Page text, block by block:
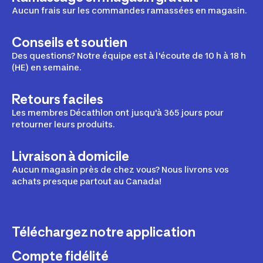
Aucun frais sur les commandes ramassées en magasin.
Conseils et soutien
Des questions? Notre équipe est à l'écoute de 10 h à 18 h
(HE) en semaine.
Retours faciles
Les membres Décathlon ont jusqu'à 365 jours pour
retourner leurs produits.
Livraison à domicile
Aucun magasin près de chez vous? Nous livrons vos
achats presque partout au Canada!
Téléchargez notre application
Compte fidélité